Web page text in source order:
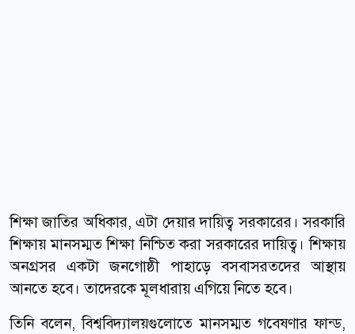
শিক্ষা জাতির অধিকার, এটা দেয়ার দায়িত্ব সরকারের। সরকারি
শিক্ষায় মানসম্মত শিক্ষা নিশ্চিত করা সরকারের দায়িত্ব। শিক্ষায়
অনগ্রসর একটা জনগোষ্ঠী পাহাড়ে বসবাসরতদের আস্থায়
আনতে হবে। তাদেরকে মূলধারায় এগিয়ে নিতে হবে।
তিনি বলেন, বিশ্ববিদ্যালয়গুলোতে মানসম্মত গবেষণার ফান্ড,